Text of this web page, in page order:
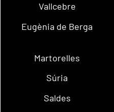
Vallcebre
Eugènia de Berga
Martorelles
Súria
Saldes